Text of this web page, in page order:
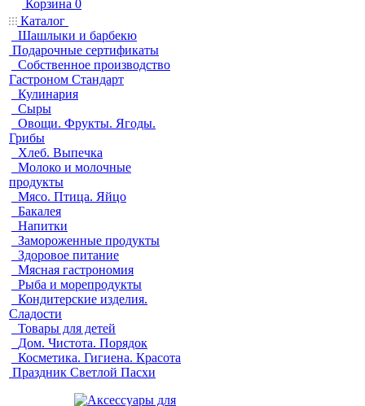
Корзина 0
Каталог
Шашлыки и барбекю
Подарочные сертификаты
Собственное производство
Гастроном Стандарт
Кулинария
Сыры
Овощи. Фрукты. Ягоды.
Грибы
Хлеб. Выпечка
Молоко и молочные
продукты
Мясо. Птица. Яйцо
Бакалея
Напитки
Замороженные продукты
Здоровое питание
Мясная гастрономия
Рыба и морепродукты
Кондитерские изделия.
Сладости
Товары для детей
Дом. Чистота. Порядок
Косметика. Гигиена. Красота
Праздник Светлой Пасхи